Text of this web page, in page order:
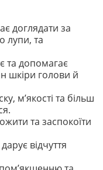
доглядати за
лупи, та
та допомагає
шкіри голови й
м’якості та більш
та заспокоїти
відчуття